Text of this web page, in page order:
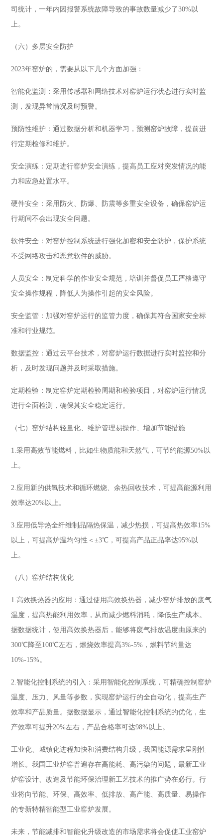
司统计，一年内因报警系统故障导致的事故数量减少了30%以
上。
（六）多层安全防护
2023年窑炉的，需要从以下几个方面加强：
智能化监测：采用传感器和网络技术对窑炉运行状态进行实时监
测，发现异常情况及时预警。
预防性维护：通过数据分析和机器学习，预测窑炉故障，提前进
行定期检修和维护。
安全演练：定期进行窑炉安全演练，提高员工应对突发情况的能
力和应急处置水平。
硬件安全：采用防火、防爆、防震等多重安全设备，确保窑炉运
行期间不会出现安全问题。
软件安全：对窑炉控制系统进行强化加密和安全防护，保护系统
不受网络攻击和恶意软件的威胁。
人员安全：制定科学的作业安全规范，培训并督促员工严格遵守
安全操作规程，降低人为操作引起的安全风险。
安全监管：加强对窑炉运行的监管力度，确保其符合国家安全标
准和行业规范。
数据监控：通过云平台技术，对窑炉运行数据进行实时监控和分
析，及时发现问题并及时采取措施。
定期检验：制定窑炉定期检验周期和检验项目，对窑炉运行情况
进行全面检测，确保其安全稳定运行。
（七）窑炉结构轻量化、维护管理易操作、增加节能措施
1.采用高效节能燃料，比如生物质能和天然气，可节约能源50%以
上。
2.应用新的供氧技术和循环燃烧、余热回收技术，可提高能源利用
效率达20%以上。
3.应用低导热全纤维制品隔热保温，减少热损，可提高热效率15%
以上，可提高炉温均匀性＜±3℃，可提高产品正品率达95%以
上。
（八）窑炉结构优化
1.高效换热器的应用：通过使用高效换热器，减少窑炉排放的废气
温度，提高热能利用效率，从而减少燃料消耗，降低生产成本。
据数据统计，使用高效换热器后，能够将废气排放温度由原来的
300℃降至100℃左右，燃烧效率提高3%-5%，燃料节约量达
10%-15%。
2.智能化控制系统的引入：采用智能化控制系统，可精确控制窑炉
温度、压力、风量等参数，实现窑炉运行的全自动化，提高生产
效率和产品质量。据数据显示，通过智能化控制系统的优化，生
产效率可提升20%左右，产品合格率可达98%以上。
工业化、城镇化进程加快和消费结构升级，我国能源需求呈刚性
增长。我国工业炉窑普遍存在高能耗、高污染的问题，最新工业
炉窑设计、改造及节能环保治理新工艺技术的推广势在必行。行
业将向节能、环保、高效率、低排放、高产能、高质量、易操作
的专新特精智能型工业窑炉发展。
未来，节能减排和智能化升级改造的市场需求将会促使工业窑炉